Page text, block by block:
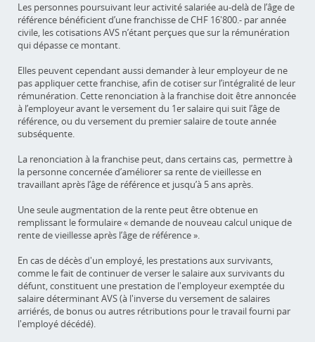
Les personnes poursuivant leur activité salariée au-delà de l’âge de
référence bénéficient d’une franchisse de CHF 16'800.- par année
civile, les cotisations AVS n’étant perçues que sur la rémunération
qui dépasse ce montant.
Elles peuvent cependant aussi demander à leur employeur de ne
pas appliquer cette franchise, afin de cotiser sur l’intégralité de leur
rémunération. Cette renonciation à la franchise doit être annoncée
à l’employeur avant le versement du 1er salaire qui suit l’âge de
référence, ou du versement du premier salaire de toute année
subséquente.
La renonciation à la franchise peut, dans certains cas, permettre à
la personne concernée d’améliorer sa rente de vieillesse en
travaillant après l’âge de référence et jusqu’à 5 ans après.
Une seule augmentation de la rente peut être obtenue en
remplissant le formulaire « demande de nouveau calcul unique de
rente de vieillesse après l’âge de référence ».
En cas de décès d'un employé, les prestations aux survivants,
comme le fait de continuer de verser le salaire aux survivants du
défunt, constituent une prestation de l'employeur exemptée du
salaire déterminant AVS (à l'inverse du versement de salaires
arriérés, de bonus ou autres rétributions pour le travail fourni par
l'employé décédé).